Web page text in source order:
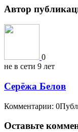
Автор
0
не в сети 9 лет
Серёжа Белов
Комментарии: 0
Оставьте